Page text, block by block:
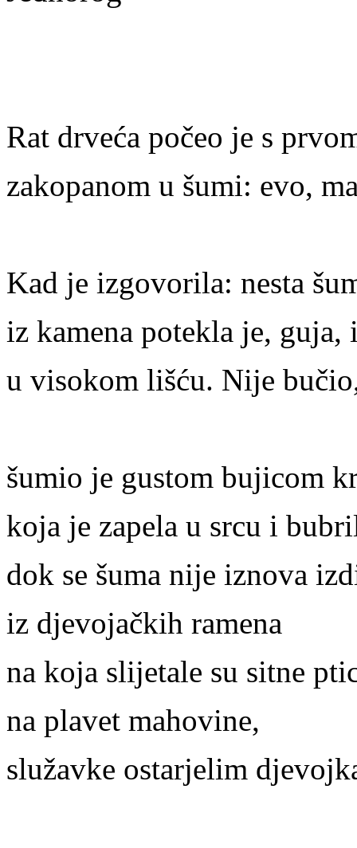
Rat drveća počeo je s
zakopanom u šumi: evo,
Kad je izgovorila: nesta
iz kamena potekla je,
u visokom lišću. Nije
šumio je gustom bujicom
koja je zapela u srcu i
dok se šuma nije iznova
iz djevojačkih ramena
na koja slijetale su sitne
na plavet mahovine,
služavke ostarjelim